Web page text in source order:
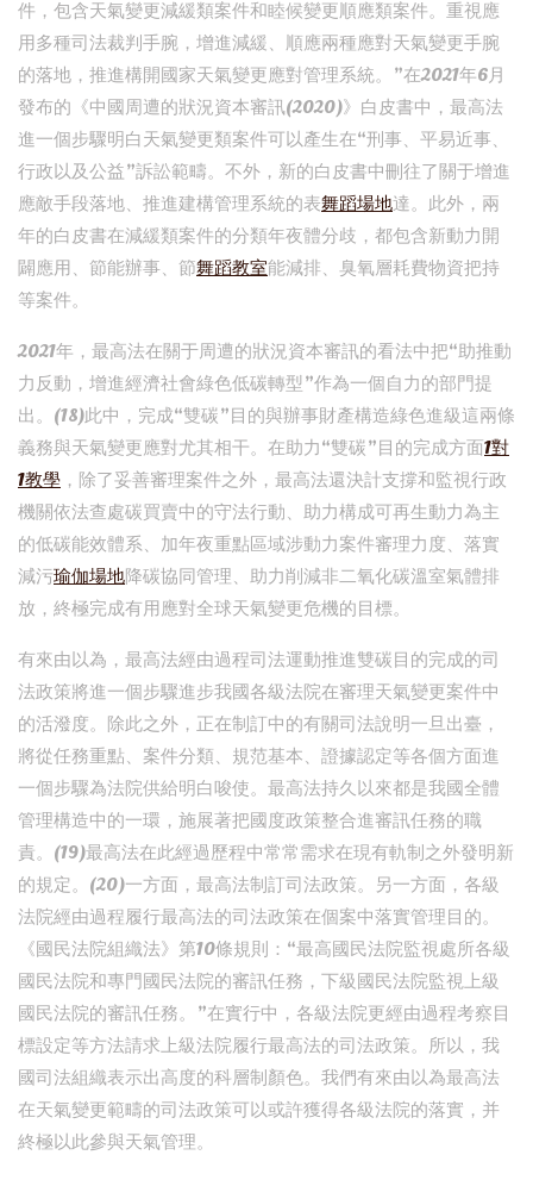
件，包含天氣變更減緩類案件和睦候變更順應類案件。重視應
用多種司法裁判手腕，增進減緩、順應兩種應對天氣變更手腕
的落地，推進構開國家天氣變更應對管理系統。”在2021年6月
發布的《中國周遭的狀況資本審訊(2020)》白皮書中，最高法
進一個步驟明白天氣變更類案件可以產生在“刑事、平易近事、
行政以及公益”訴訟範疇。不外，新的白皮書中刪往了關于增進
應敵手段落地、推進建構管理系統的表舞蹈場地達。此外，兩
年的白皮書在減緩類案件的分類年夜體分歧，都包含新動力開
闢應用、節能辦事、節舞蹈教室能減排、臭氧層耗費物資把持
等案件。
2021年，最高法在關于周遭的狀況資本審訊的看法中把“助推動
力反動，增進經濟社會綠色低碳轉型”作為一個自力的部門提
出。(18)此中，完成“雙碳”目的與辦事財產構造綠色進級這兩條
義務與天氣變更應對尤其相干。在助力“雙碳”目的完成方面1對
1教學 ，除了妥善審理案件之外，最高法還決計支撐和監視行政
機關依法查處碳買賣中的守法行動、助力構成可再生動力為主
的低碳能效體系、加年夜重點區域涉動力案件審理力度、落實
減污瑜伽場地降碳協同管理、助力削減非二氧化碳溫室氣體排
放，終極完成有用應對全球天氣變更危機的目標。
有來由以為，最高法經由過程司法運動推進雙碳目的完成的司
法政策將進一個步驟進步我國各級法院在審理天氣變更案件中
的活潑度。除此之外，正在制訂中的有關司法說明一旦出臺，
將從任務重點、案件分類、規范基本、證據認定等各個方面進
一個步驟為法院供給明白唆使。最高法持久以來都是我國全體
管理構造中的一環，施展著把國度政策整合進審訊任務的職
責。(19)最高法在此經過歷程中常常需求在現有軌制之外發明新
的規定。(20)一方面，最高法制訂司法政策。另一方面，各級
法院經由過程履行最高法的司法政策在個案中落實管理目的。
《國民法院組織法》第10條規則：“最高國民法院監視處所各級
國民法院和專門國民法院的審訊任務，下級國民法院監視上級
國民法院的審訊任務。”在實行中，各級法院更經由過程考察目
標設定等方法請求上級法院履行最高法的司法政策。所以，我
國司法組織表示出高度的科層制顏色。我們有來由以為最高法
在天氣變更範疇的司法政策可以或許獲得各級法院的落實，并
終極以此參與天氣管理。